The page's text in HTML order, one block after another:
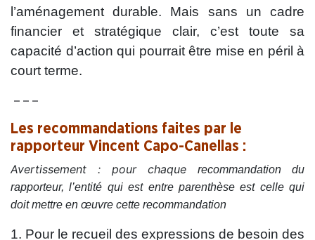
l’aménagement durable. Mais sans un cadre
financier et stratégique clair, c’est toute sa
capacité d’action qui pourrait être mise en péril à
court terme.
– – –
Les recommandations faites par le
rapporteur Vincent Capo-Canellas :
Avertissement : pour chaque recommandation du
rapporteur, l’entité qui est entre parenthèse est celle qui
doit mettre en œuvre cette recommandation
1. Pour le recueil des expressions de besoin des